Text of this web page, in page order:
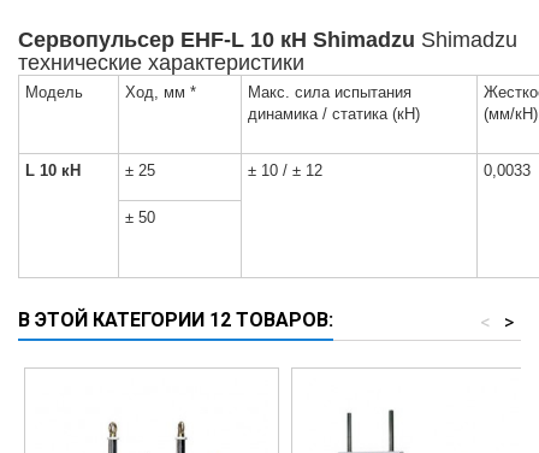
Сервопульсер EHF-L 10 кН Shimadzu Shimadzu
тeхничeскиe хaрaктeристики
Модeль Ход, мм *
Макс. сила испытания
динамика / статика (кН)
(мм/
L 10 кН ± 25 ± 10 / ± 12 0,0033
± 50
В ЭТОЙ КАТЕГОРИИ 12 ТОВАРОВ: >
<